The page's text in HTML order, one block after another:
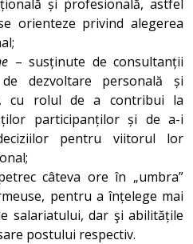
și profesională, astfel
orienteze privind alegerea
– susținute de consultanții
dezvoltare personală și
cu rolul de a contribui la
participanților și de a-i
pentru viitorul lor
câteva ore în „umbra”
pentru a înțelege mai
salariatului, dar şi abilitățile
postului respectiv.